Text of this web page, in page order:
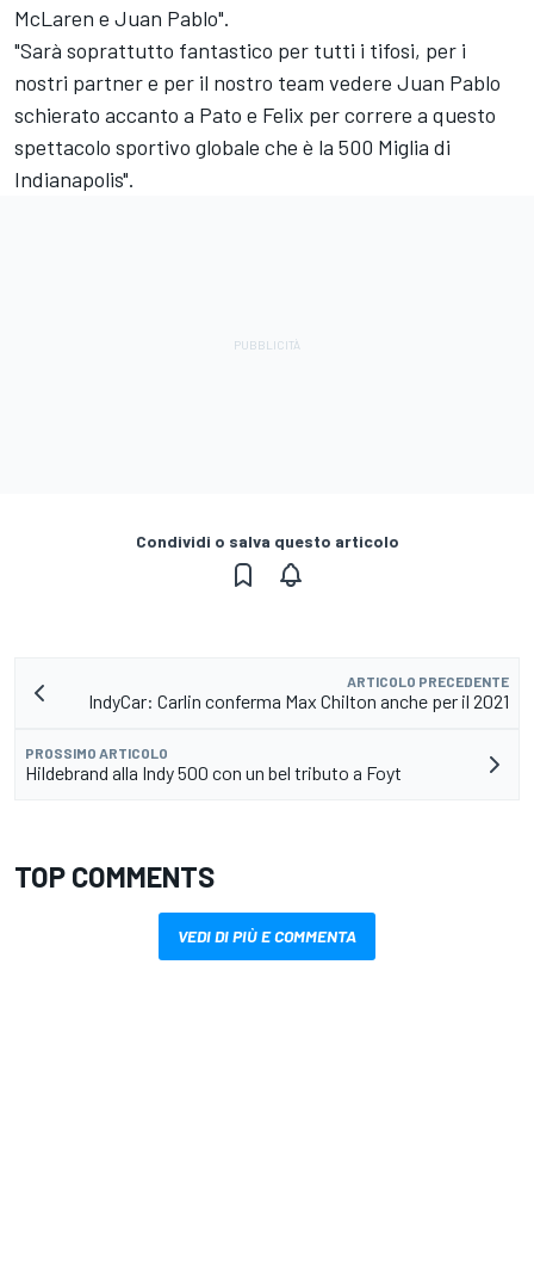
McLaren e Juan Pablo".
"Sarà soprattutto fantastico per tutti i tifosi, per i
nostri partner e per il nostro team vedere Juan Pablo
schierato accanto a Pato e Felix per correre a questo
spettacolo sportivo globale che è la 500 Miglia di
Indianapolis".
Condividi o salva questo articolo
ARTICOLO PRECEDENTE
IndyCar: Carlin conferma Max Chilton anche per il 2021
PROSSIMO ARTICOLO
Hildebrand alla Indy 500 con un bel tributo a Foyt
TOP COMMENTS
VEDI DI PIÙ E COMMENTA